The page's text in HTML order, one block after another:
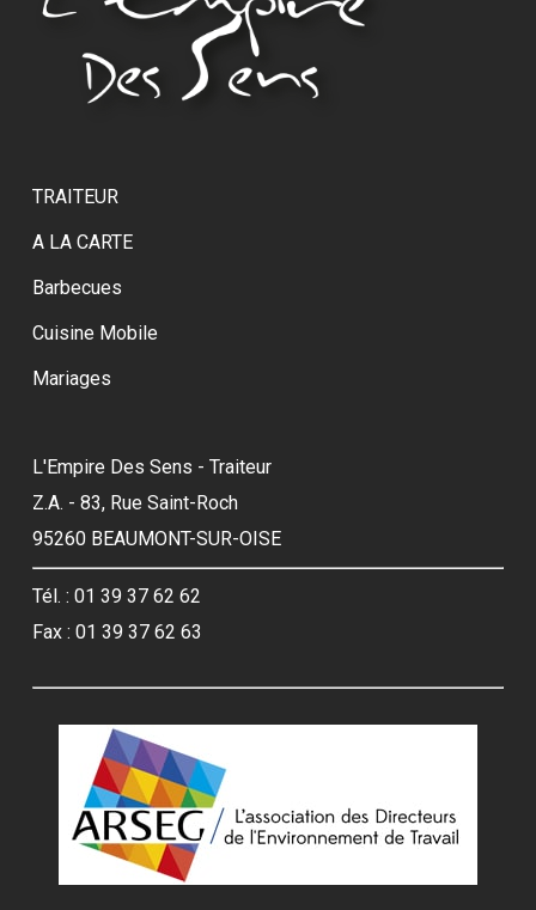
TRAITEUR
A LA CARTE
Barbecues
Cuisine Mobile
Mariages
L'Empire Des Sens - Traiteur
Z.A. - 83, Rue Saint-Roch
95260 BEAUMONT-SUR-OISE
Tél. : 01 39 37 62 62
Fax : 01 39 37 62 63